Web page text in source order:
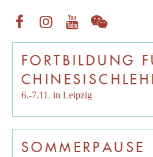
FORTBILDUNG
6.-7.11. in Leipzig
SOMMERPAUSE